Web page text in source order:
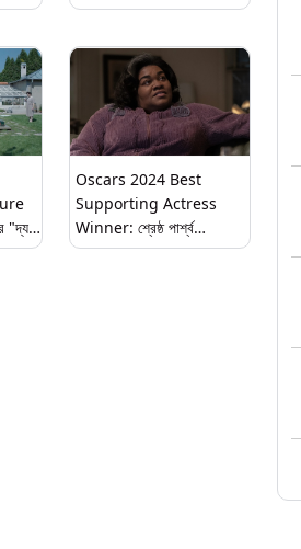
(দেখুন ভিডিও)
"দ্য
Oscars 2024 Best
Supporting Actress
Winner: শ্রেষ্ঠ পার্শ্ব
অভিনেত্রীর পুরস্কার পেলেন